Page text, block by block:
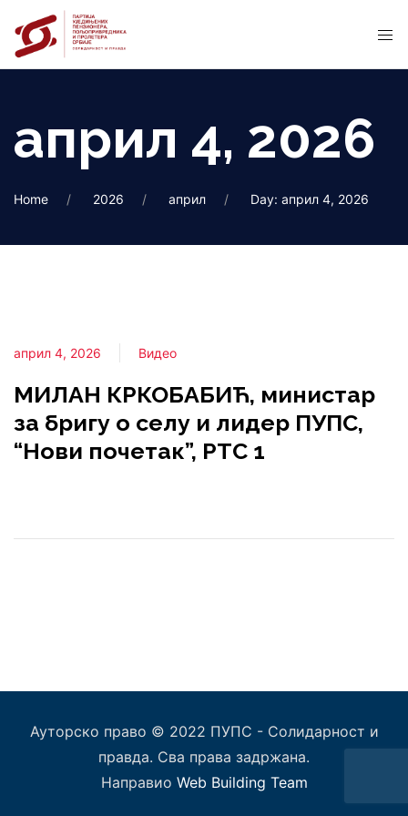
април 4, 2026
Home 2026 април Day: април 4, 2026
април 4, 2026 Видео
МИЛАН КРКОБАБИЋ, министар
за бригу о селу и лидер ПУПС,
“Нови почетак”, РТС 1
Ауторско право © 2022 ПУПС - Солидарност и
правда. Сва права задржана.
Направио Web Building Team